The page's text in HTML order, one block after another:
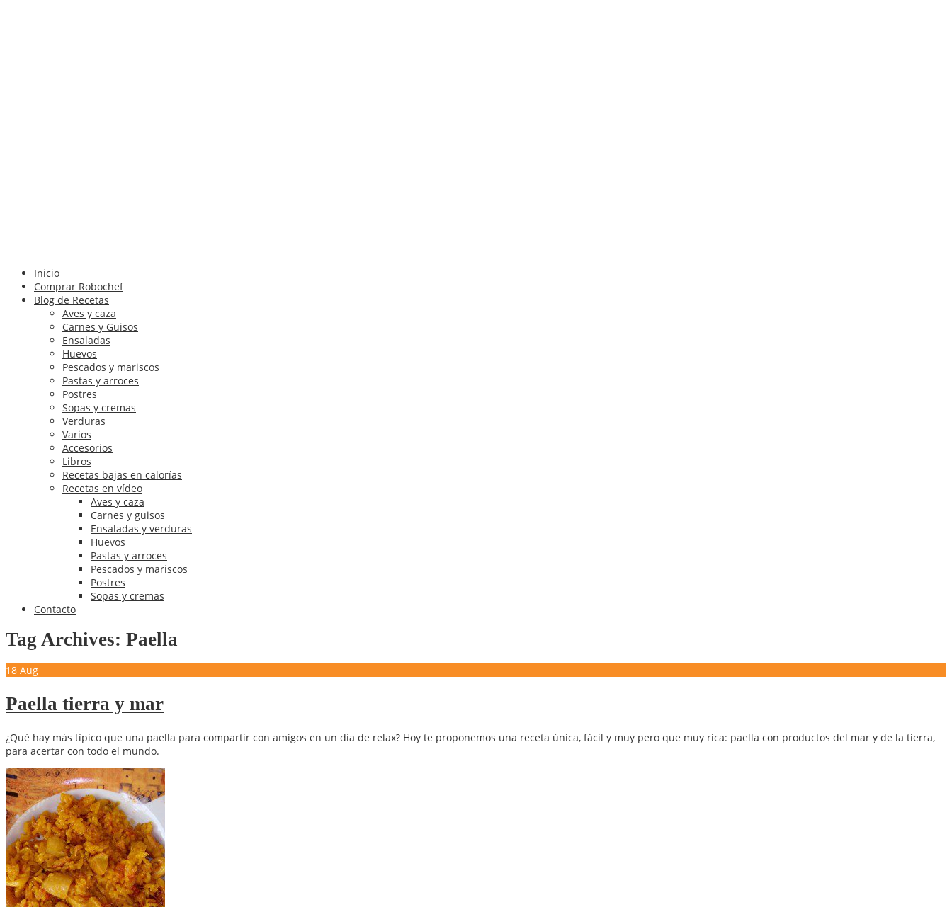
Inicio
Comprar Robochef
Blog de Recetas
Aves y caza
Carnes y Guisos
Ensaladas
Huevos
Pescados y mariscos
Pastas y arroces
Postres
Sopas y cremas
Verduras
Varios
Accesorios
Libros
Recetas bajas en calorías
Recetas en vídeo
Aves y caza
Carnes y guisos
Ensaladas y verduras
Huevos
Pastas y arroces
Pescados y mariscos
Postres
Sopas y cremas
Contacto
Tag Archives: Paella
18 Aug
Paella tierra y mar
¿Qué hay más típico que una paella para compartir con amigos en un día de relax? Hoy te proponemos una receta única, fácil y muy pero que muy rica: paella con productos del mar y de la tierra,
para acertar con todo el mundo.